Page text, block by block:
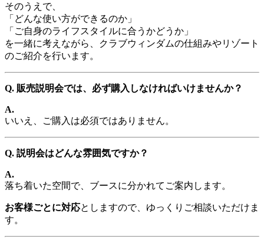
そのうえで、
「どんな使い方ができるのか」
「ご自身のライフスタイルに合うかどうか」
を一緒に考えながら、クラブウィンダムの仕組みやリゾート
のご紹介を行います。
Q. 販売説明会では、必ず購入しなければいけませんか？
A.
いいえ、ご購入は必須ではありません。
Q. 説明会はどんな雰囲気ですか？
A.
落ち着いた空間で、ブースに分かれてご案内します。
お客様ごとに対応としますので、ゆっくりご相談いただけま
す。